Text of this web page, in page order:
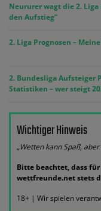
Neururer wagt die 2.
den Aufstieg“
2. Liga Prognosen –
2. Bundesliga Aufsteiger
Statistiken – wer steigt
Wichtiger Hinweis
„Wetten kann Spaß,
Bitte beachtet, dass
wettfreunde.net stets
18+ | Wir spielen